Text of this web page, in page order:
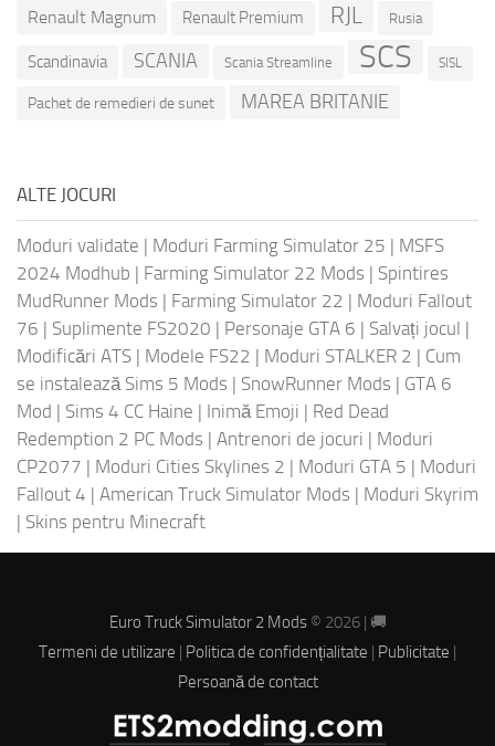
Renault Magnum
Renault Premium RJL Rusia
Scandinavia SCANIA Scania Streamline SCS SISL
Pachet de remedieri de sunet MAREA BRITANIE
ALTE JOCURI
Moduri validate | Moduri Farming Simulator 25 | MSFS
2024 Modhub | Farming Simulator 22 Mods | Spintires
MudRunner Mods | Farming Simulator 22 | Moduri Fallout
76 | Suplimente FS2020 | Personaje GTA 6 | Salvați jocul |
Modificări ATS | Modele FS22 | Moduri STALKER 2 | Cum
se instalează Sims 5 Mods | SnowRunner Mods | GTA 6
Mod | Sims 4 CC Haine | Inimă Emoji | Red Dead
Redemption 2 PC Mods | Antrenori de jocuri | Moduri
CP2077 | Moduri Cities Skylines 2 | Moduri GTA 5 | Moduri
Fallout 4 | American Truck Simulator Mods | Moduri Skyrim
| Skins pentru Minecraft
Euro Truck Simulator 2 Mods© 2026 | 🚚
Termeni de utilizare | Politica de confidențialitate | Publicitate |
Persoană de contact